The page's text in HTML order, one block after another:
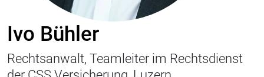
Ivo Bühler
Rechtsanwalt, Teamleiter im Rechtsdienst